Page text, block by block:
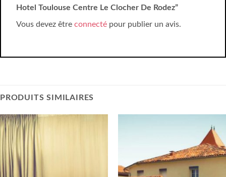
Hotel Toulouse Centre Le Clocher De Rodez”
Vous devez être connecté pour publier un avis.
PRODUITS SIMILAIRES